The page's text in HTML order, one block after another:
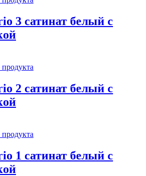
3 сатинат белый с
2 сатинат белый с
1 сатинат белый с